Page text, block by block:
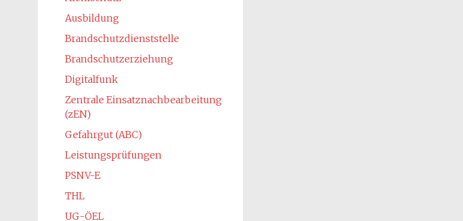
Ausbildung
Brandschutzdienststelle
Brandschutzerziehung
Digitalfunk
Zentrale Einsatznachbearbeitung
(zEN)
Gefahrgut (ABC)
Leistungsprüfungen
PSNV-E
THL
UG-ÖEL